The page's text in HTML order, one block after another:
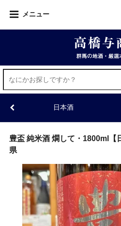
メニュー
日本酒
豊盃 純米酒 燗して・1800ml【
県